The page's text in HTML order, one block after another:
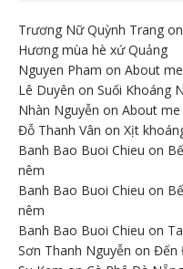
Trương Nữ Quỳnh Trang on
Hương mùa hè xứ Quảng
Nguyen Pham on About me
Lê Duyên on Suối Khoáng
Nhàn Nguyễn on About me
Đỗ Thanh Vân on Xịt
Banh Bao Buoi Chieu on
nêm
Banh Bao Buoi Chieu on
nêm
Banh Bao Buoi Chieu on
Sơn Thanh Nguyễn on Đến